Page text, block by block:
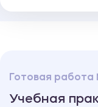
Готовая работа
Учебная